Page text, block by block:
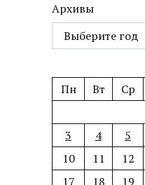
Архивы
Пн Вт Ср
3
4 5
10
11 12
17
18 19